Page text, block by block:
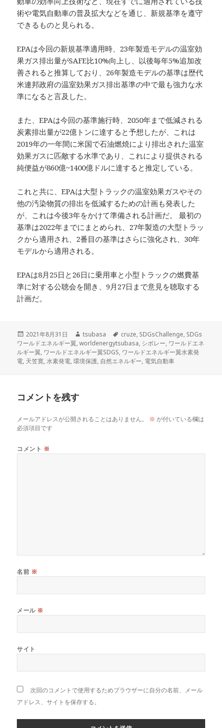
術や電気自動車の普及拡大などを通じ、新規基準を遵守
できるものと見られる。
EPAは今回の新規基準適用時、23年製造モデルの温室効
果ガス排出量がSAFE比10%向上し、以後毎年5%追加改
善されると推算しており、26年製造モデルの基準は歴代
米連邦政府の温室効果ガス排出基準の中で最も強力な水
準になると言及した。
また、EPAは今回の基準施行時、2050年まで低減される
炭素排出量が22億トンに達すると予想したが、これは
2019年の一年間に米国で石油燃焼により排出された温室
効果ガスに匹敵する水準であり、これにより提供される
純便益が860億~1400億ドルに達すると推定している。
これと共に、EPAは大型トラックの温室効果ガスやその
他の汚染物質の排出を低減するための計画も発表した
が、これは今後3年をかけて準備される計画だ。 最初の
基準は2022年までにまとめられ、27年製造の大型トラッ
クから適用され、2番目の基準はさらに強化され、30年
モデルから適用される。
EPAは8月25日と26日に乗用車と小型トラックの燃費基
準に対する公聴会を開き、9月27日まで意見を聴取する
計画だ。
投
稿
日:
2021年8月31日
作
成
者
tsubasa
タ
グ
cruze, SDGsChallenge, SDGs
ワールドエネルギー翼,worldenergytsubasa, シボレー, ワールドエネ
ルギー翼, ワールドエネルギー翼SDGS, ワールドエネルギー翼水素発
電, 天笠寛,水素発電,環境保護, 自然エネルギー, 電気自動車
コメントを残す
メールアドレスが公開されることはありません。 ※ が付いている欄は
必須項目です
コメント ※
名前 ※
メール ※
サイト
次回のコメントで使用するためブラウザーに自分の名前、メール
アドレス、サイトを保存する。